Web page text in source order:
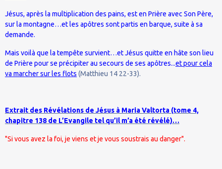
Jésus, après la multiplication des pains, est en Prière avec Son Père,
sur la montagne…et les apôtres sont partis en barque, suite à sa
demande.
Mais voilà que la tempête survient…et Jésus quitte en hâte son lieu
de Prière pour se précipiter au secours de ses apôtres...et pour cela
va marcher sur les flots (Matthieu 14 22-33).
Extrait des Révélations de Jésus à Maria Valtorta (tome 4,
chapitre 138 de L’Evangile tel qu’il m’a été révélé)…
"Si vous avez la foi, je viens et je vous soustrais au danger".